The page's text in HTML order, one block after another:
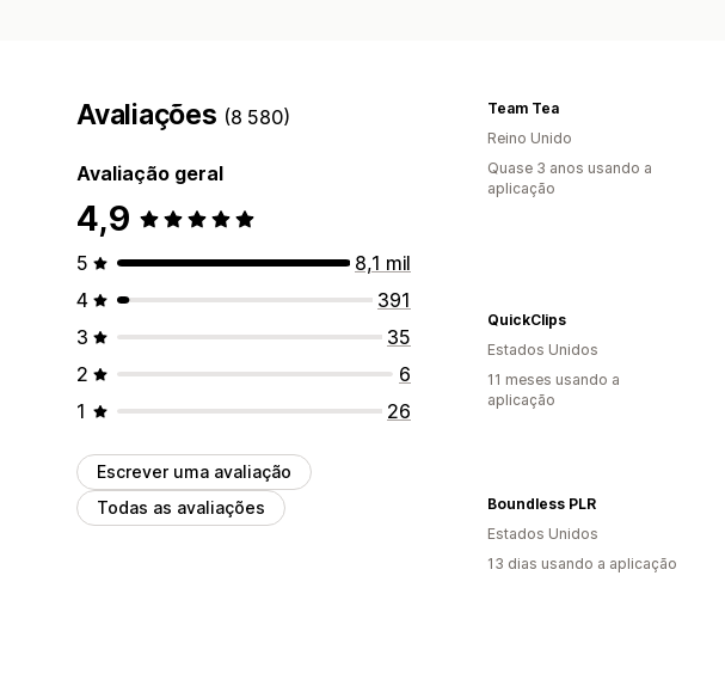
Avaliações (8 580)
Avaliação geral
4,9
5
8,1 mil
4
391
3
35
2
6
1
26
Escrever uma avaliação
Todas as avaliações
Team Tea
Reino Unido
Quase 3 anos usando a
aplicação
QuickClips
Estados Unidos
11 meses usando a
aplicação
Boundless PLR
Estados Unidos
13 dias usando a aplicação